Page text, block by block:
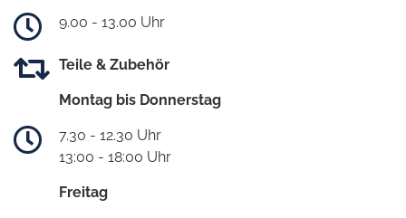
9.00 - 13.00 Uhr
Teile & Zubehör
Montag bis Donnerstag
7.30 - 12.30 Uhr
13:00 - 18:00 Uhr
Freitag